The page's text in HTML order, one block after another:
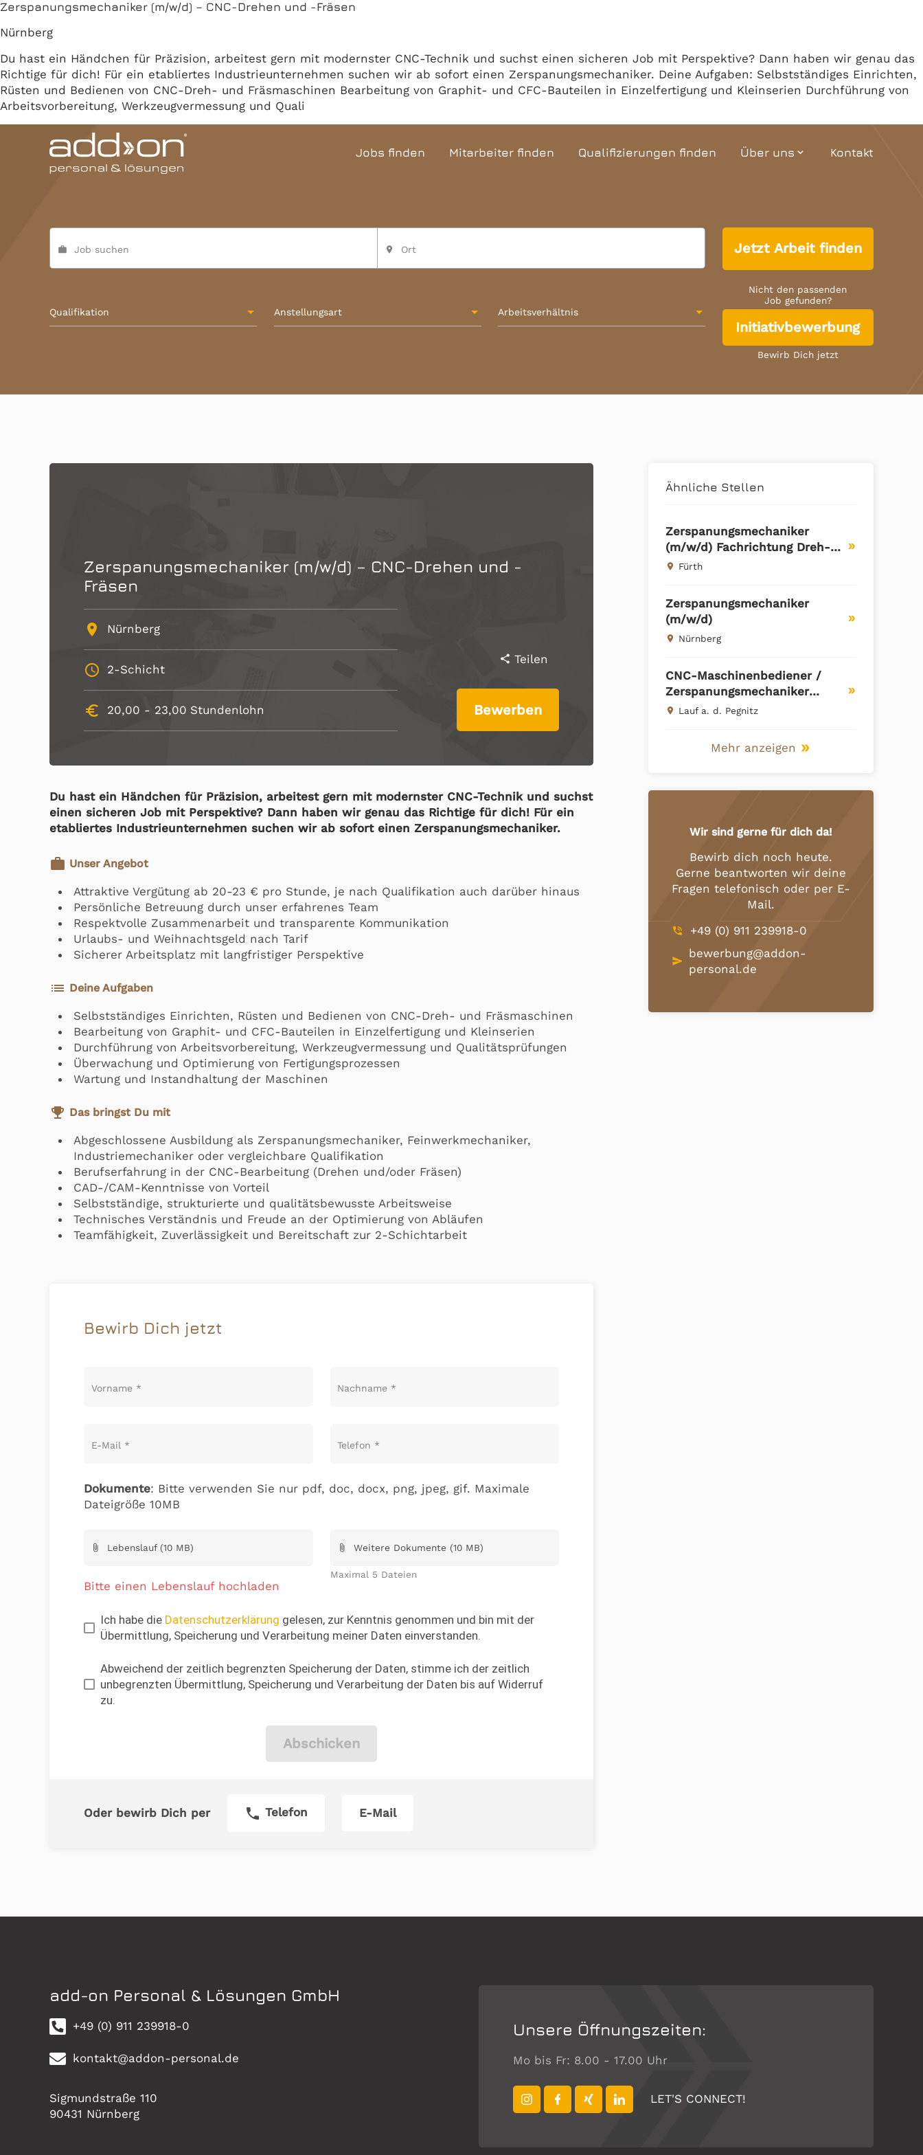
Zerspanungsmechaniker (m/w/d) – CNC-Drehen und -Fräsen
Nürnberg
Du hast ein Händchen für Präzision, arbeitest gern mit modernster CNC-Technik und suchst einen sicheren Job mit Perspektive? Dann haben wir genau das
Richtige für dich! Für ein etabliertes Industrieunternehmen suchen wir ab sofort einen Zerspanungsmechaniker. Deine Aufgaben: Selbstständiges Einrichten,
Rüsten und Bedienen von CNC-Dreh- und Fräsmaschinen Bearbeitung von Graphit- und CFC-Bauteilen in Einzelfertigung und Kleinserien Durchführung von
Arbeitsvorbereitung, Werkzeugvermessung und Quali
Jobs finden Mitarbeiter finden Qualifizierungen finden Über uns expand_more
Team
Termine
Kontakt
work Job suchen place Ort Jetzt Arbeit finden
Qualifikation Anstellungsart Arbeitsverhältnis
Nicht den passenden
Job gefunden?
Initiativbewerbung
Bewirb Dich jetzt
Zerspanungsmechaniker (m/w/d) – CNC-Drehen und -
Fräsen
place Nürnberg
schedule 2-Schicht
euro_symbol 20,00 - 23,00 Stundenlohn
share Teilen
Bewerben
Du hast ein Händchen für Präzision, arbeitest gern mit modernster CNC-Technik und suchst
einen sicheren Job mit Perspektive? Dann haben wir genau das Richtige für dich! Für ein
etabliertes Industrieunternehmen suchen wir ab sofort einen Zerspanungsmechaniker.
work Unser Angebot
Attraktive Vergütung ab 20-23 € pro Stunde, je nach Qualifikation auch darüber hinaus
Persönliche Betreuung durch unser erfahrenes Team
Respektvolle Zusammenarbeit und transparente Kommunikation
Urlaubs- und Weihnachtsgeld nach Tarif
Sicherer Arbeitsplatz mit langfristiger Perspektive
list Deine Aufgaben
Selbstständiges Einrichten, Rüsten und Bedienen von CNC-Dreh- und Fräsmaschinen
Bearbeitung von Graphit- und CFC-Bauteilen in Einzelfertigung und Kleinserien
Durchführung von Arbeitsvorbereitung, Werkzeugvermessung und Qualitätsprüfungen
Überwachung und Optimierung von Fertigungsprozessen
Wartung und Instandhaltung der Maschinen
emoji_events Das bringst Du mit
Abgeschlossene Ausbildung als Zerspanungsmechaniker, Feinwerkmechaniker,
Industriemechaniker oder vergleichbare Qualifikation
Berufserfahrung in der CNC-Bearbeitung (Drehen und/oder Fräsen)
CAD-/CAM-Kenntnisse von Vorteil
Selbstständige, strukturierte und qualitätsbewusste Arbeitsweise
Technisches Verständnis und Freude an der Optimierung von Abläufen
Teamfähigkeit, Zuverlässigkeit und Bereitschaft zur 2-Schichtarbeit
Bewirb Dich jetzt
Vorname * Nachname *
E-Mail * Telefon *
Dokumente: Bitte verwenden Sie nur pdf, doc, docx, png, jpeg, gif. Maximale
Dateigröße 10MB
attach_file Lebenslauf (10 MB)
Bitte einen Lebenslauf hochladen
attach_file Weitere Dokumente (10 MB)
Maximal 5 Dateien
Ich habe die Datenschutzerklärung gelesen, zur Kenntnis genommen und bin mit der
Übermittlung, Speicherung und Verarbeitung meiner Daten einverstanden.
Abweichend der zeitlich begrenzten Speicherung der Daten, stimme ich der zeitlich
unbegrenzten Übermittlung, Speicherung und Verarbeitung der Daten bis auf Widerruf
zu.
Abschicken
Oder bewirb Dich per phone Telefon E-Mail
Ähnliche Stellen
Zerspanungsmechaniker
(m/w/d) Fachrichtung Dreh-
und Schleiftechnik |
place Fürth
double_arrow
Zerspanungsmechaniker
(m/w/d)
place Nürnberg
double_arrow
CNC-Maschinenbediener /
Zerspanungsmechaniker
(m/w/d) – Lauf an der Pegnitz
place Lauf a. d. Pegnitz
double_arrow
Mehr anzeigen double_arrow
Wir sind gerne für dich da!
Bewirb dich noch heute.
Gerne beantworten wir deine
Fragen telefonisch oder per E-
Mail.
phone_in_talk +49 (0) 911 239918-0
send
bewerbung@addon-
personal.de
add-on Personal & Lösungen GmbH
+49 (0) 911 239918-0
kontakt@addon-personal.de
Sigmundstraße 110
90431 Nürnberg
Unsere Öffnungszeiten:
Mo bis Fr: 8.00 - 17.00 Uhr
LET'S CONNECT!